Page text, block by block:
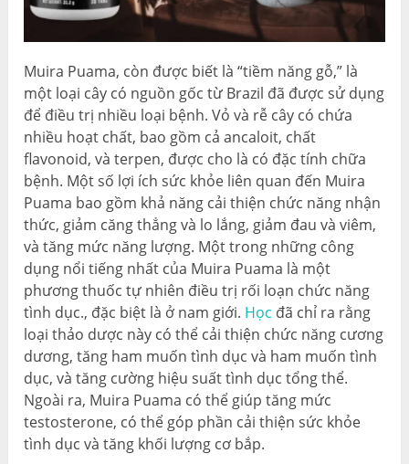
Muira Puama, còn được biết là “tiềm năng gỗ,” là
một loại cây có nguồn gốc từ Brazil đã được sử dụng
để điều trị nhiều loại bệnh. Vỏ và rễ cây có chứa
nhiều hoạt chất, bao gồm cả ancaloit, chất
flavonoid, và terpen, được cho là có đặc tính chữa
bệnh. Một số lợi ích sức khỏe liên quan đến Muira
Puama bao gồm khả năng cải thiện chức năng nhận
thức, giảm căng thẳng và lo lắng, giảm đau và viêm,
và tăng mức năng lượng. Một trong những công
dụng nổi tiếng nhất của Muira Puama là một
phương thuốc tự nhiên điều trị rối loạn chức năng
tình dục., đặc biệt là ở nam giới. Học đã chỉ ra rằng
loại thảo dược này có thể cải thiện chức năng cương
dương, tăng ham muốn tình dục và ham muốn tình
dục, và tăng cường hiệu suất tình dục tổng thể.
Ngoài ra, Muira Puama có thể giúp tăng mức
testosterone, có thể góp phần cải thiện sức khỏe
tình dục và tăng khối lượng cơ bắp.